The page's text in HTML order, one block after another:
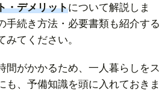
・デメリットについて解説しま
手続き方法・必要書類も紹介する
てください。
間がかかるため、一人暮らしをス
も、予備知識を頭に入れておきま